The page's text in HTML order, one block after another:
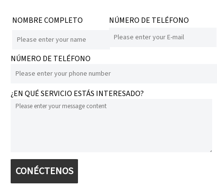
NOMBRE COMPLETO NÚMERO DE TELÉFONO
NÚMERO DE TELÉFONO
¿EN QUÉ SERVICIO ESTÁS INTERESADO?
CONÉCTENOS